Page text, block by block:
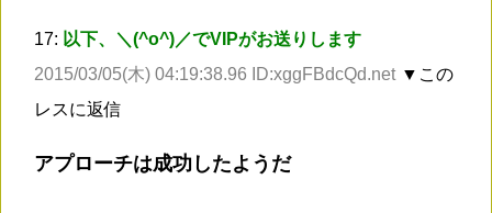
17: 以下、＼(^o^)／でVIPがお送りします
2015/03/05(木) 04:19:38.96 ID:xggFBdcQd.net ▼この
レスに返信
アプローチは成功したようだ